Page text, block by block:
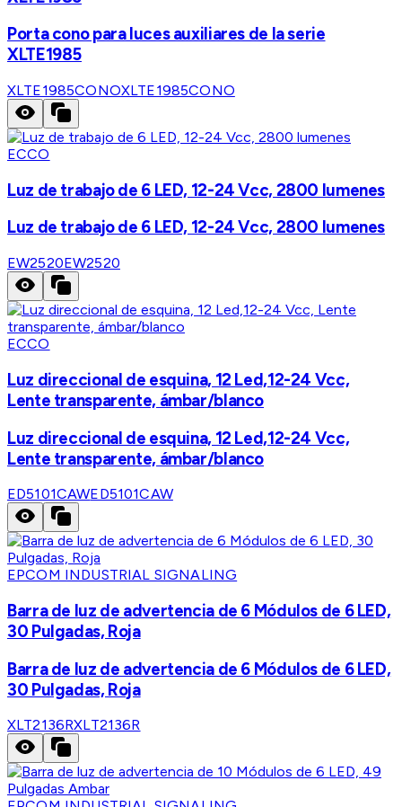
Porta cono para luces auxiliares de la serie
XLTE1985
XLTE1985CONOXLTE1985CONO
ECCO
Luz de trabajo de 6 LED, 12-24 Vcc, 2800 lumenes
Luz de trabajo de 6 LED, 12-24 Vcc, 2800 lumenes
EW2520EW2520
ECCO
Luz direccional de esquina, 12 Led,12-24 Vcc,
Lente transparente, ámbar/blanco
Luz direccional de esquina, 12 Led,12-24 Vcc,
Lente transparente, ámbar/blanco
ED5101CAWED5101CAW
EPCOM INDUSTRIAL SIGNALING
Barra de luz de advertencia de 6 Módulos de 6 LED,
30 Pulgadas, Roja
Barra de luz de advertencia de 6 Módulos de 6 LED,
30 Pulgadas, Roja
XLT2136RXLT2136R